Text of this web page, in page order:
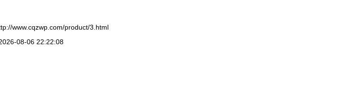
www.cqzwp.com/product/3.html
08-06 22:22:08